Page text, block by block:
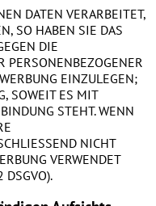
DATEN VERARBEITET,
SO HABEN SIE DAS
DIE
PERSONENBEZOGENER
EINZULEGEN;
SOWEIT ES MIT
STEHT. WENN
NICHT
VERWENDET
DSGVO).